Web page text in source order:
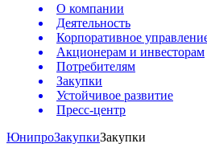
О компании
Деятельность
Корпоративное
Акционерам и инвесторам
Потребителям
Закупки
Устойчивое развитие
Пресс-центр
ЮнипроЗакупкиЗакупки